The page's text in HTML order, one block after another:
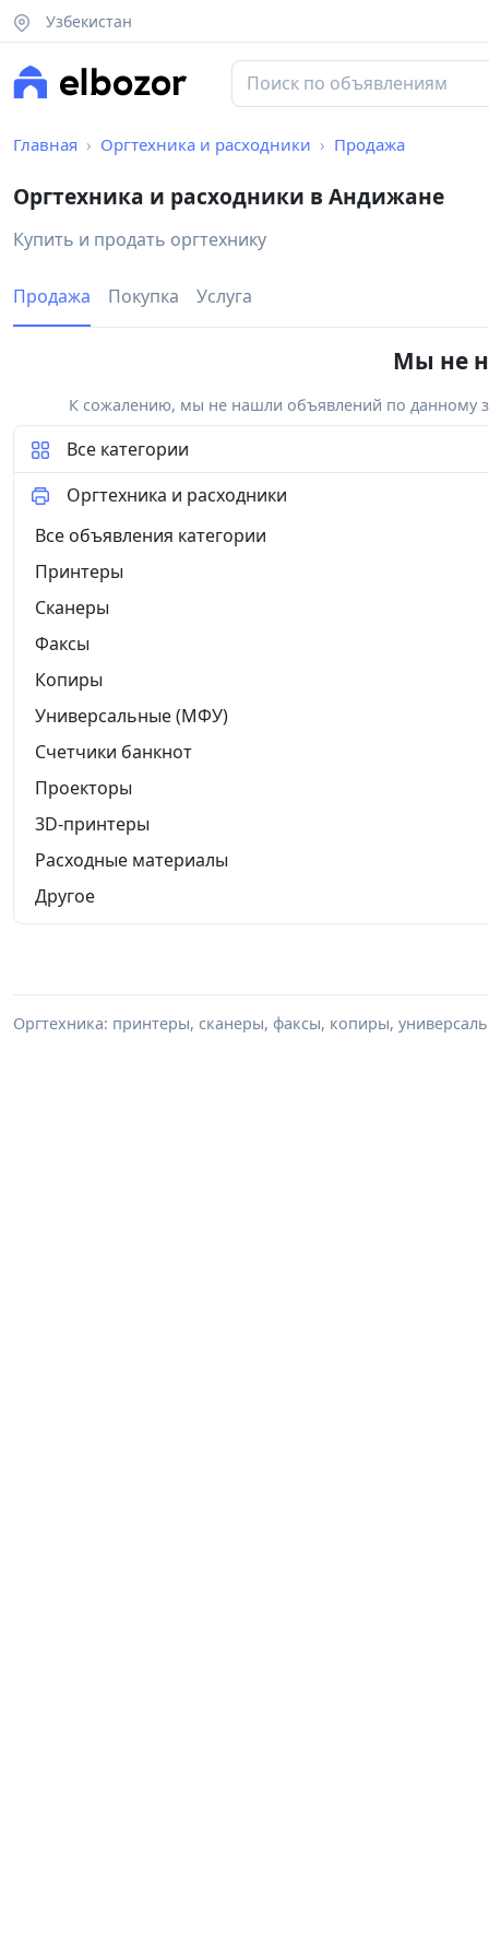
Узбекистан
Главная Оргтехника и расходники Продажа
Оргтехника и расходники в Андижане
Купить и продать оргтехнику
Продажа Покупка Услуга
Мы не
К сожалению, мы не нашли объявлений по данному
Все категории
Оргтехника и расходники
Все объявления категории
Принтеры
Сканеры
Факсы
Копиры
Универсальные (МФУ)
Счетчики банкнот
Проекторы
3D-принтеры
Расходные материалы
Другое
Оргтехника: принтеры, сканеры, факсы, копиры,